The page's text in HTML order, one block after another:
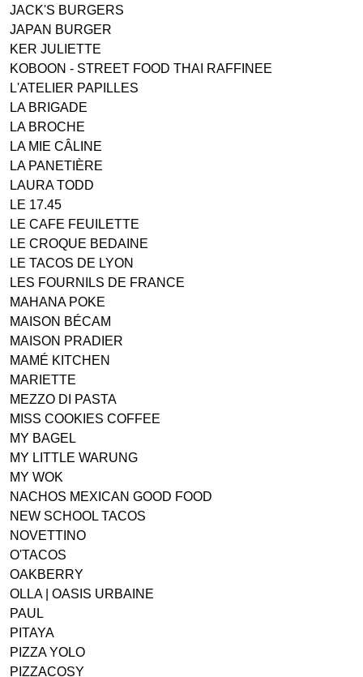
JACK'S BURGERS
JAPAN BURGER
KER JULIETTE
KOBOON - STREET FOOD THAI RAFFINEE
L'ATELIER PAPILLES
LA BRIGADE
LA BROCHE
LA MIE CÂLINE
LA PANETIÈRE
LAURA TODD
LE 17.45
LE CAFE FEUILETTE
LE CROQUE BEDAINE
LE TACOS DE LYON
LES FOURNILS DE FRANCE
MAHANA POKE
MAISON BÉCAM
MAISON PRADIER
MAMÉ KITCHEN
MARIETTE
MEZZO DI PASTA
MISS COOKIES COFFEE
MY BAGEL
MY LITTLE WARUNG
MY WOK
NACHOS MEXICAN GOOD FOOD
NEW SCHOOL TACOS
NOVETTINO
O'TACOS
OAKBERRY
OLLA | OASIS URBAINE
PAUL
PITAYA
PIZZA YOLO
PIZZACOSY